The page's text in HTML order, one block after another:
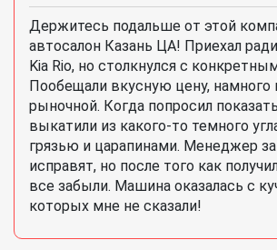
Держитесь подальше от этой
автосалон Казань ЦА! Приехал
Kia Rio, но столкнулся с
Пообещали вкусную цену, намного
рыночной. Когда попросил
выкатили из какого-то темного
грязью и царапинами. Менеджер
исправят, но после того как
все забыли. Машина оказалась с
которых мне не сказали!